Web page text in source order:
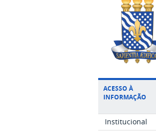
ACESSO À
INFORMAÇÃO
Institucional